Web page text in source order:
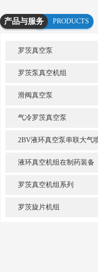
产品与服务
PRODUCTS
罗茨真空泵
罗茨泵真空机组
滑阀真空泵
气冷罗茨真空泵
2BV液环真空泵串联大气
机组液环真空机组在制药装备
罗茨真空机组系列
罗茨旋片机组